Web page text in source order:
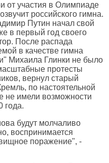
от участия в Олимпиаде
российского гимна.
Путин начал свой
в первый год своего
После распада
в качестве гимна
Михаила Глинки не было
протесты
вернул старый
по настоятельной
не имели возможности
года.
будут молчаливо
воспринимается
поражение", -